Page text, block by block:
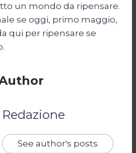
un mondo da ripensare.
se oggi, primo maggio,
qui per ripensare se
Redazione
See author's posts